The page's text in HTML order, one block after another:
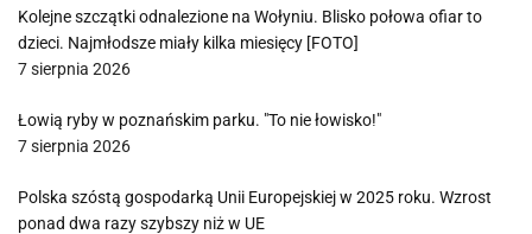
Kolejne szczątki odnalezione na Wołyniu. Blisko połowa ofiar to
dzieci. Najmłodsze miały kilka miesięcy [FOTO]
7 sierpnia 2026
Łowią ryby w poznańskim parku. "To nie łowisko!"
7 sierpnia 2026
Polska szóstą gospodarką Unii Europejskiej w 2025 roku. Wzrost
ponad dwa razy szybszy niż w UE